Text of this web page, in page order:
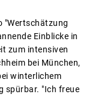
"Wertschätzung
Einblicke in
zum intensiven
bei München,
winterlichem
spürbar. "Ich freue